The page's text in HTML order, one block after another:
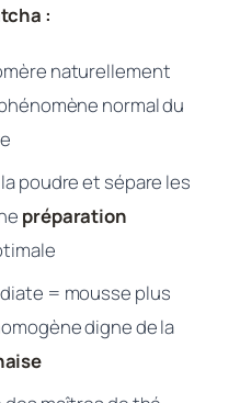
:
naturellement
normal du
poudre et sépare les
préparation
= mousse plus
digne de la